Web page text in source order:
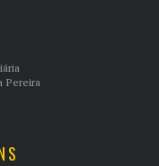
Pereira